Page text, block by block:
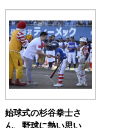
始球式の杉谷拳士さ
ん、野球に熱い思い